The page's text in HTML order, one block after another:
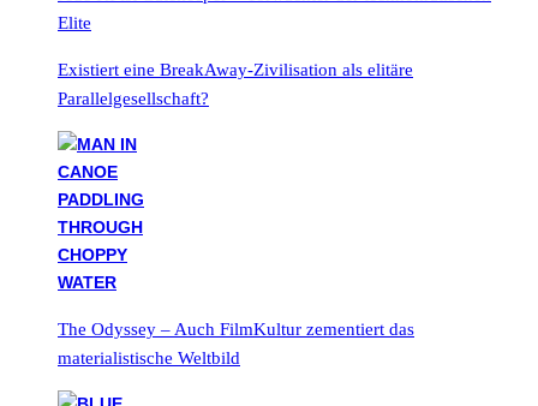
Elite
Existiert eine BreakAway-Zivilisation als elitäre
Parallelgesellschaft?
The Odyssey – Auch FilmKultur zementiert das
materialistische Weltbild